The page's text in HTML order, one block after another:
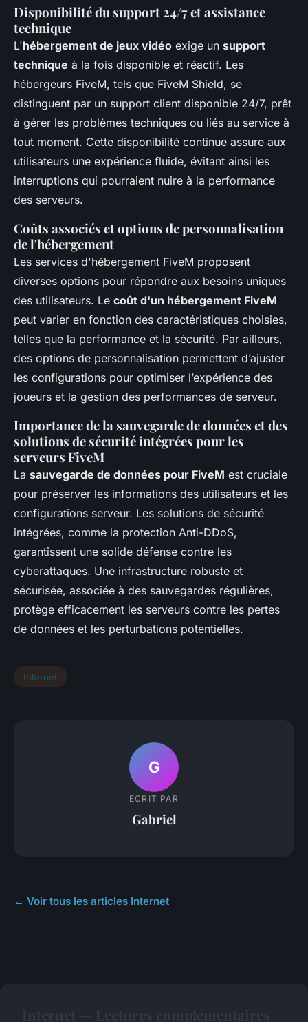
Disponibilité du support 24/7 et assistance
technique
L'hébergement de jeux vidéo exige un support
technique à la fois disponible et réactif. Les
hébergeurs FiveM, tels que FiveM Shield, se
distinguent par un support client disponible 24/7, prêt
à gérer les problèmes techniques ou liés au service à
tout moment. Cette disponibilité continue assure aux
utilisateurs une expérience fluide, évitant ainsi les
interruptions qui pourraient nuire à la performance
des serveurs.
Coûts associés et options de personnalisation
de l'hébergement
Les services d'hébergement FiveM proposent
diverses options pour répondre aux besoins uniques
des utilisateurs. Le coût d'un hébergement FiveM
peut varier en fonction des caractéristiques choisies,
telles que la performance et la sécurité. Par ailleurs,
des options de personnalisation permettent d’ajuster
les configurations pour optimiser l’expérience des
joueurs et la gestion des performances de serveur.
Importance de la sauvegarde de données et des
solutions de sécurité intégrées pour les
serveurs FiveM
La sauvegarde de données pour FiveM est cruciale
pour préserver les informations des utilisateurs et les
configurations serveur. Les solutions de sécurité
intégrées, comme la protection Anti-DDoS,
garantissent une solide défense contre les
cyberattaques. Une infrastructure robuste et
sécurisée, associée à des sauvegardes régulières,
protège efficacement les serveurs contre les pertes
de données et les perturbations potentielles.
Internet
G
ECRIT PAR
Gabriel
← Voir tous les articles Internet